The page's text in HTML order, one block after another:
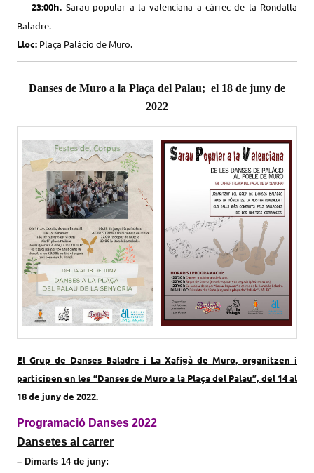
23:00h. Sarau popular a la valenciana a càrrec de la Rondalla
Baladre.
Lloc: Plaça Palàcio de Muro.
Danses de Muro a la Plaça del Palau; el 18 de juny de
2022
El Grup de Danses Baladre i La Xafigà de Muro, organitzen i
participen en les “Danses de Muro a la Plaça del Palau”, del 14 al
18 de juny de 2022.
Programació Danses 2022
Dansetes al carrer
– Dimarts 14 de juny: